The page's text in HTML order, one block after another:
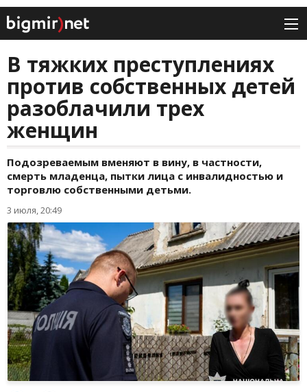
В тяжких преступлениях
против собственных детей
разоблачили трех
женщин
Подозреваемым вменяют в вину, в частности,
смерть младенца, пытки лица с инвалидностью и
торговлю собственными детьми.
3 июля, 20:49